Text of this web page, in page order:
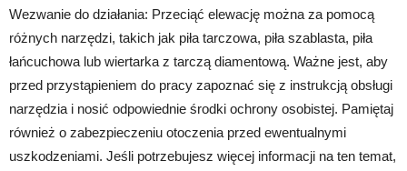
Wezwanie do działania: Przeciąć elewację można za pomocą
różnych narzędzi, takich jak piła tarczowa, piła szablasta, piła
łańcuchowa lub wiertarka z tarczą diamentową. Ważne jest, aby
przed przystąpieniem do pracy zapoznać się z instrukcją obsługi
narzędzia i nosić odpowiednie środki ochrony osobistej. Pamiętaj
również o zabezpieczeniu otoczenia przed ewentualnymi
uszkodzeniami. Jeśli potrzebujesz więcej informacji na ten temat,